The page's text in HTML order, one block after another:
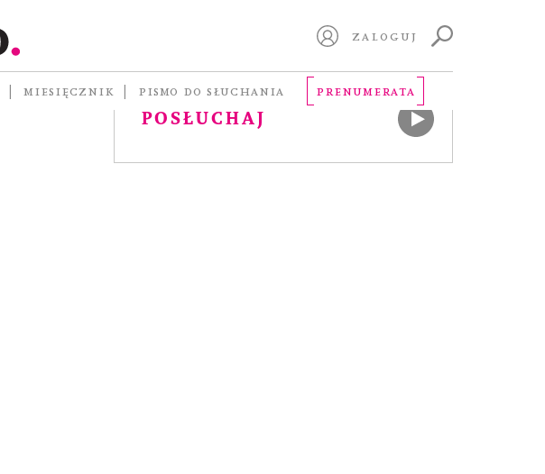
ZALOGUJ
MIESIĘCZNIK PISMO DO SŁUCHANIA PRENUMERATA
POSŁUCHAJ